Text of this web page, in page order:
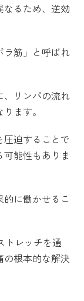
なるため、逆効
ラ筋」と呼ばれ
、リンパの流れ
ます。
圧迫することで
能性もありま
に働かせるこ
トレッチを通
の根本的な解決